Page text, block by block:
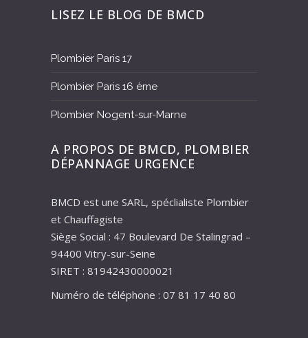
LISEZ LE BLOG DE BMCD
Plombier Paris 17
Plombier Paris 16 ème
Plombier Nogent-sur-Marne
A PROPOS DE BMCD, PLOMBIER
DÉPANNAGE URGENCE
BMCD est une SARL, spéclialiste Plombier
et Chauffagiste
Siège Social : 47 Boulevard De Stalingrad –
94400 Vitry-sur-Seine
SIRET : 81942430000021
Numéro de téléphone : 07 81 17 40 80